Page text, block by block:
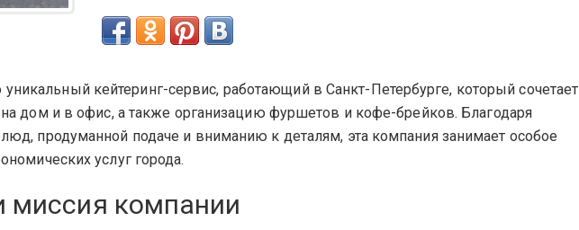
кейтеринг-сервис, работающий в Санкт-Петербурге, который сочетает
дом и в офис, а также организацию фуршетов и кофе-брейков. Благодаря
продуманной подаче и вниманию к деталям, эта компания занимает особое
услуг города.
миссия компании